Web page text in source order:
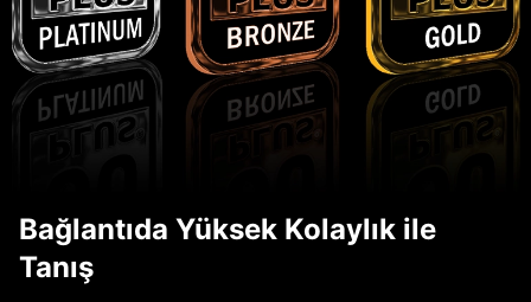
Bağlantıda Yüksek Kolaylık ile
Tanış